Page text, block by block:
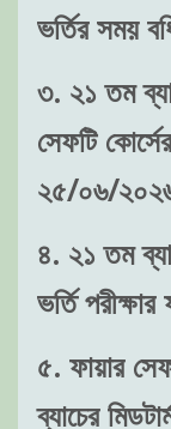
ভর্তির সময়
৩. ২১ তম
সেফটি
২৫/০৬/
৪. ২১ তম
ভর্তি
৫. ফায়ার
ব্যাচের